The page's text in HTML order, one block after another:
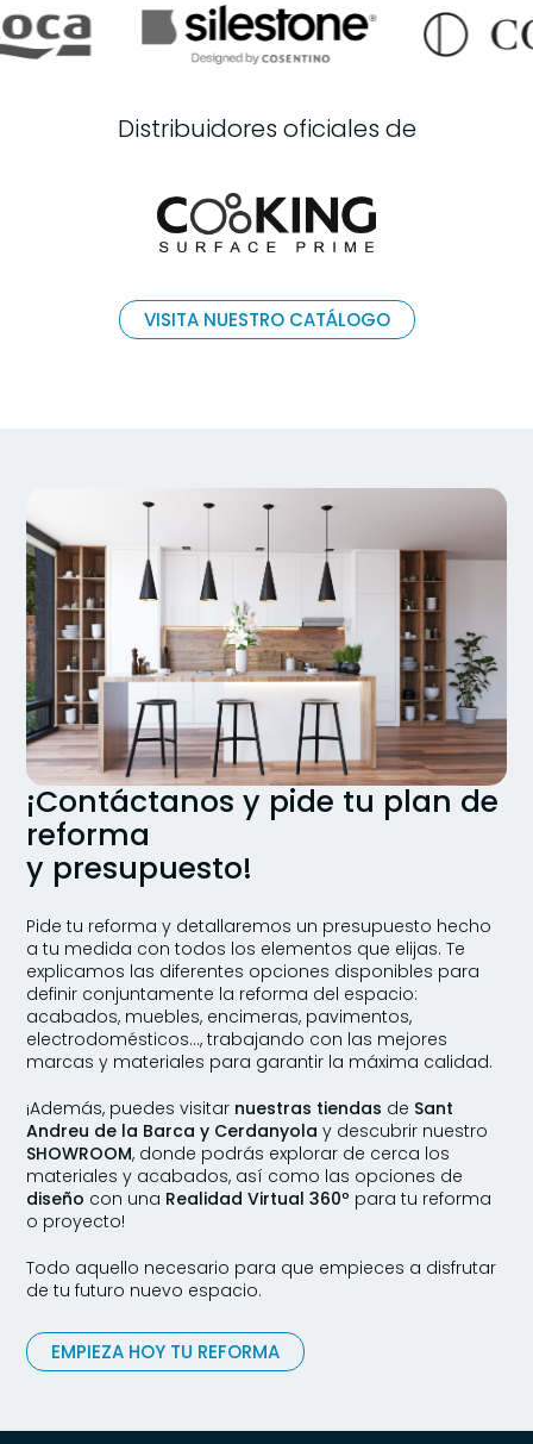
Distribuidores oficiales de
VISITA NUESTRO CATÁLOGO
¡Contáctanos y pide tu plan de
reforma
y presupuesto!
Pide tu reforma y detallaremos un presupuesto hecho
a tu medida con todos los elementos que elijas. Te
explicamos las diferentes opciones disponibles para
definir conjuntamente la reforma del espacio:
acabados, muebles, encimeras, pavimentos,
electrodomésticos…, trabajando con las mejores
marcas y materiales para garantir la máxima calidad.
¡Además, puedes visitar nuestras tiendas de Sant
Andreu de la Barca y Cerdanyola y descubrir nuestro
SHOWROOM, donde podrás explorar de cerca los
materiales y acabados, así como las opciones de
diseño con una Realidad Virtual 360º para tu reforma
o proyecto!
Todo aquello necesario para que empieces a disfrutar
de tu futuro nuevo espacio.
EMPIEZA HOY TU REFORMA